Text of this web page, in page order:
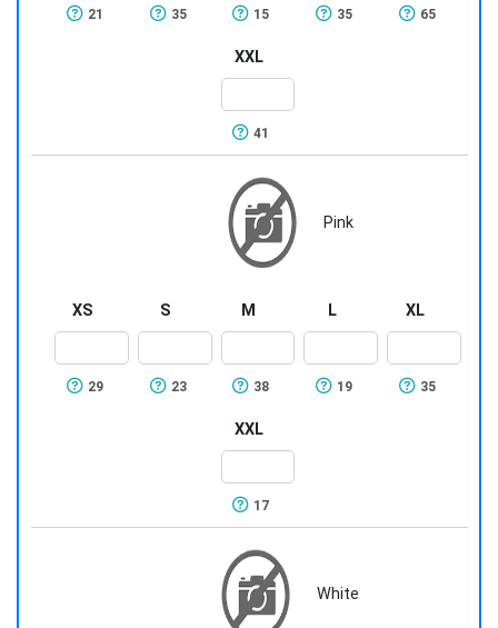
21 35 15 35 65
XXL
41
Pink
XS
29
S
23
M
38
L
19
XL
35
XXL
17
White